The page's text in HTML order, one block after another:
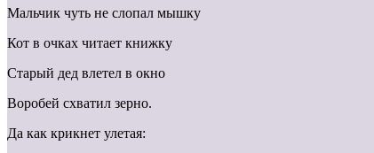
Мальчик чуть не слопал мышку
Кот в очках читает книжку
Старый дед влетел в окно
Воробей схватил зерно.
Да как крикнет улетая: